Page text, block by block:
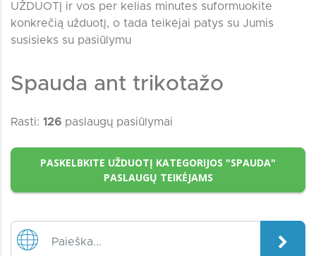
UŽDUOTĮ ir vos per kelias minutes suformuokite
konkrečią užduotį, o tada teikėjai patys su Jumis
susisieks su pasiūlymu
Spauda ant trikotažo
Rasti: 126 paslaugų pasiūlymai
PASKELBKITE UŽDUOTĮ KATEGORIJOS "SPAUDA"
PASLAUGŲ TEIKĖJAMS